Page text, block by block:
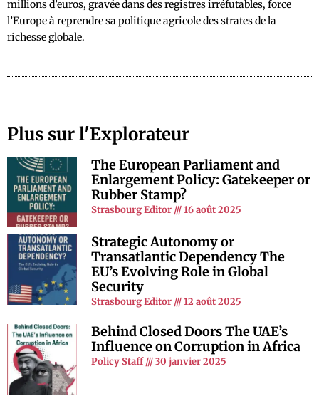
millions d’euros, gravée dans des registres irréfutables, force
l’Europe à reprendre sa politique agricole des strates de la
richesse globale.
Plus sur l'Explorateur
The European Parliament and
Enlargement Policy: Gatekeeper or
Rubber Stamp?
Strasbourg Editor 16 août 2025
Strategic Autonomy or
Transatlantic Dependency The
EU’s Evolving Role in Global
Security
Strasbourg Editor 12 août 2025
Behind Closed Doors The UAE’s
Influence on Corruption in Africa
Policy Staff 30 janvier 2025